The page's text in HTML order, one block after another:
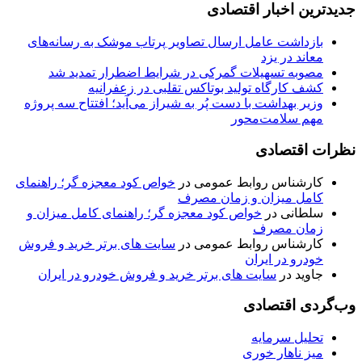
جدیدترین اخبار اقتصادی
بازداشت عامل ارسال تصاویر پرتاب موشک به رسانه‌های
معاند در یزد
مصوبه تسهیلات گمرکی در شرایط اضطرار تمدید شد
کشف کارگاه تولید بوتاکس تقلبی در زعفرانیه
وزیر بهداشت با دست پُر به شیراز می‌آید؛ افتتاح سه پروژه
مهم سلامت‌محور
نظرات اقتصادی
کارشناس روابط عمومی در خواص کود معجزه گر؛ راهنمای
کامل میزان و زمان مصرف
سلطانی در خواص کود معجزه گر؛ راهنمای کامل میزان و
زمان مصرف
کارشناس روابط عمومی در سایت های برتر خرید و فروش
خودرو در ایران
جاوید در سایت های برتر خرید و فروش خودرو در ایران
وب‌گردی اقتصادی
تحلیل سرمایه
میز ناهار خوری